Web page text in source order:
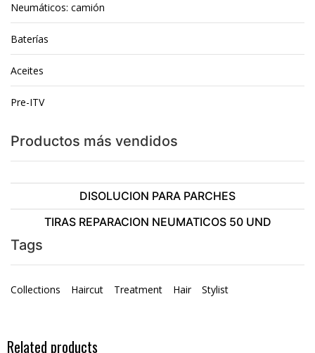
Neumáticos: camión
Baterías
Aceites
Pre-ITV
Productos más vendidos
DISOLUCION PARA PARCHES
TIRAS REPARACION NEUMATICOS 50 UND
Tags
Collections Haircut Treatment Hair Stylist
Related products